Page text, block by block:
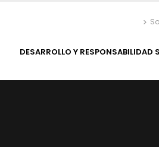
DESARROLLO Y RESPONSABILIDAD